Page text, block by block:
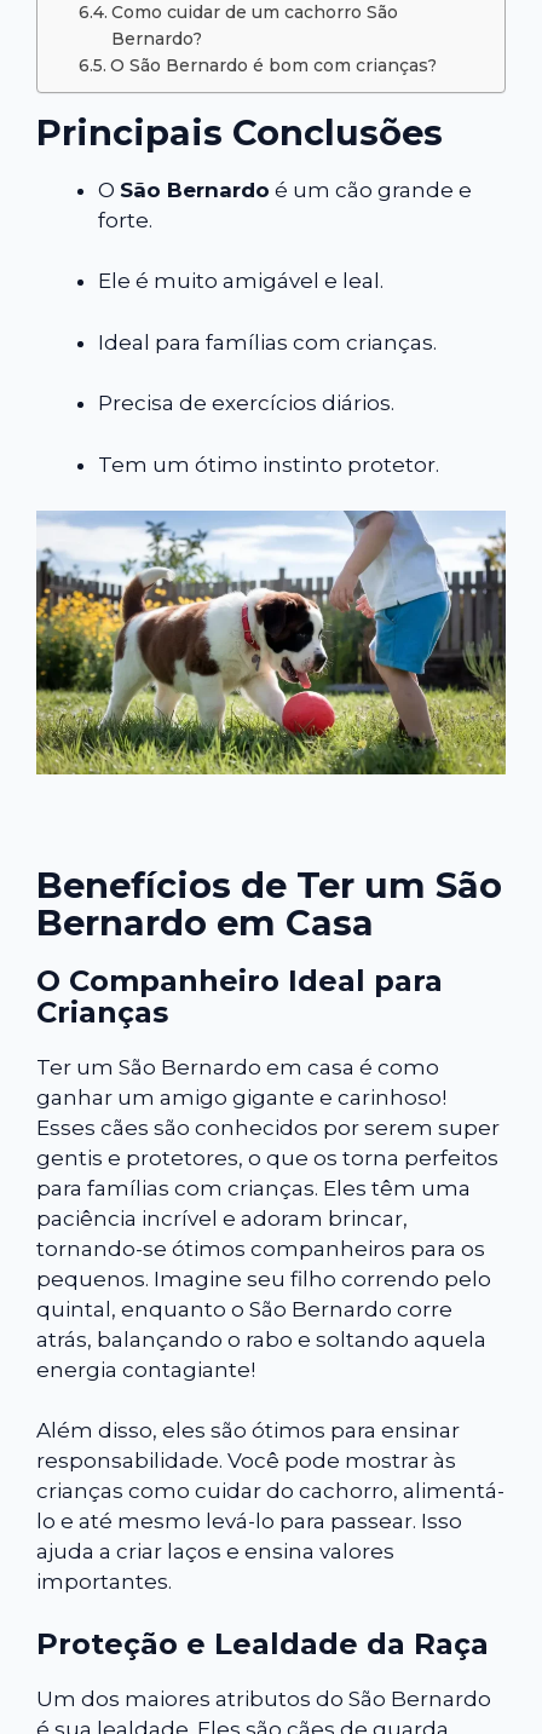
Como cuidar de um cachorro São
Bernardo?
O São Bernardo é bom com crianças?
Principais Conclusões
O São Bernardo é um cão grande e
forte.
Ele é muito amigável e leal.
Ideal para famílias com crianças.
Precisa de exercícios diários.
Tem um ótimo instinto protetor.
Benefícios de Ter um São
Bernardo em Casa
O Companheiro Ideal para
Crianças
Ter um São Bernardo em casa é como
ganhar um amigo gigante e carinhoso!
Esses cães são conhecidos por serem super
gentis e protetores, o que os torna perfeitos
para famílias com crianças. Eles têm uma
paciência incrível e adoram brincar,
tornando-se ótimos companheiros para os
pequenos. Imagine seu filho correndo pelo
quintal, enquanto o São Bernardo corre
atrás, balançando o rabo e soltando aquela
energia contagiante!
Além disso, eles são ótimos para ensinar
responsabilidade. Você pode mostrar às
crianças como cuidar do cachorro, alimentá-
lo e até mesmo levá-lo para passear. Isso
ajuda a criar laços e ensina valores
importantes.
Proteção e Lealdade da Raça
Um dos maiores atributos do São Bernardo
é sua lealdade. Eles são cães de guarda